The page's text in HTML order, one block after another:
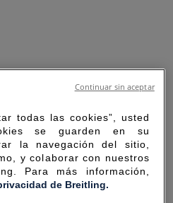
todas las cookies”, usted
se guarden en su
la navegación del sitio,
y colaborar con nuestros
Para más información,
de Breitling.
Continuar sin aceptar